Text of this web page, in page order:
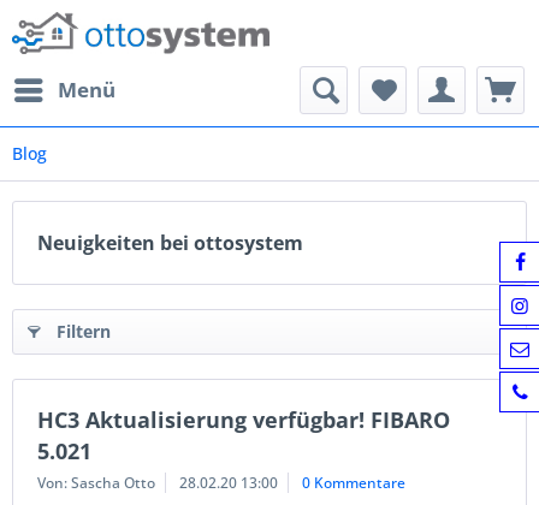
Menü
Blog
Neuigkeiten bei ottosystem
Filtern
HC3 Aktualisierung verfügbar! FIBARO
5.021
Von: Sascha Otto 28.02.20 13:00 0 Kommentare